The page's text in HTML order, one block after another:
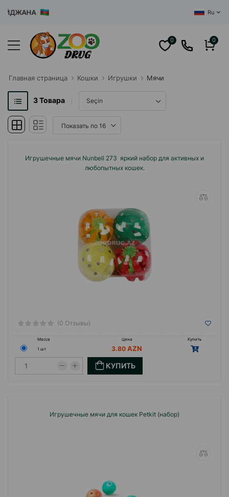
Ru
0 0
Главная cтраница Кошки Игрушки Мячи
3Товара
Игрушечные мячи Nunbell 273 яркий набор для активных и
любопытных кошек.
(0 Отзывы)
Масса Цена
Купить
1 шт
3.80
КУПИТЬ
Игрушечные мячи для кошек Petkit (набор)